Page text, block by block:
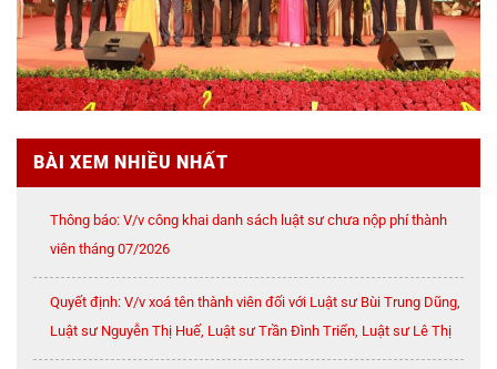
BÀI XEM NHIỀU NHẤT
Thông báo: V/v công khai danh sách luật sư chưa nộp phí thành
viên tháng 07/2026
Quyết định: V/v xoá tên thành viên đối với Luật sư Bùi Trung Dũng,
Luật sư Nguyễn Thị Huế, Luật sư Trần Đình Triển, Luật sư Lê Thị
Oanh